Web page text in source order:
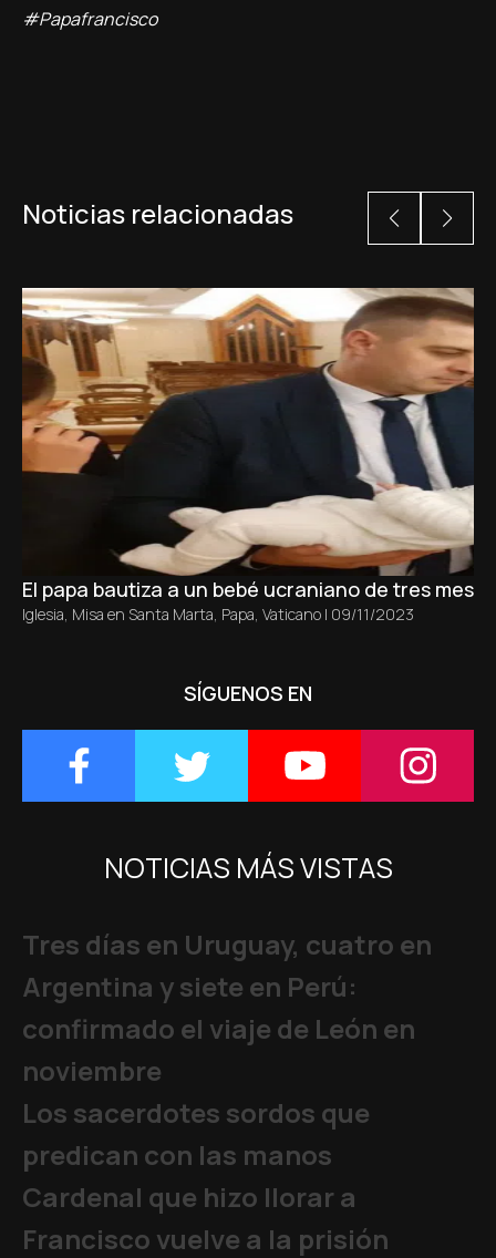
#Papafrancisco
Noticias relacionadas
El papa bautiza a un bebé ucraniano de tres
Iglesia, Misa en Santa Marta, Papa, Vaticano | 09/11/2023
SÍGUENOS EN
NOTICIAS MÁS VISTAS
Tres días en Uruguay, cuatro en
Argentina y siete en Perú:
confirmado el viaje de León en
noviembre
Los sacerdotes sordos que
predican con las manos
Cardenal que hizo llorar a
Francisco vuelve a la prisión